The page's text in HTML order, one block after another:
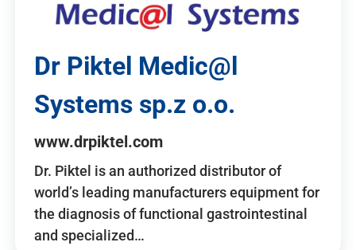
Dr Piktel Medic@l
Systems sp.z o.o.
www.drpiktel.com
Dr. Piktel is an authorized distributor of
world’s leading manufacturers equipment for
the diagnosis of functional gastrointestinal
and specialized…